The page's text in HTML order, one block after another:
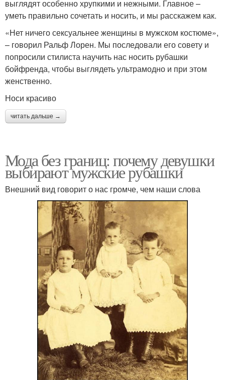
выглядят особенно хрупкими и нежными. Главное –
уметь правильно сочетать и носить, и мы расскажем как.
«Нет ничего сексуальнее женщины в мужском костюме»,
– говорил Ральф Лорен. Мы последовали его совету и
попросили стилиста научить нас носить рубашки
бойфренда, чтобы выглядеть ультрамодно и при этом
женственно.
Носи красиво
читать дальше →
Мода без границ: почему девушки
выбирают мужские рубашки
Внешний вид говорит о нас громче, чем наши слова